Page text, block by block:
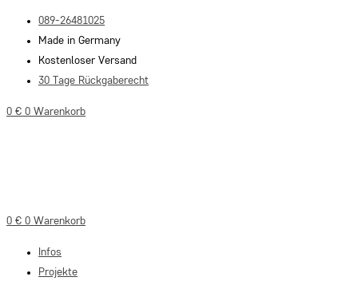
Inhalt
springen
089-26481025
Made in Germany
Kostenloser Versand
30 Tage Rückgaberecht
0 € 0 Warenkorb
0 € 0 Warenkorb
Infos
Projekte